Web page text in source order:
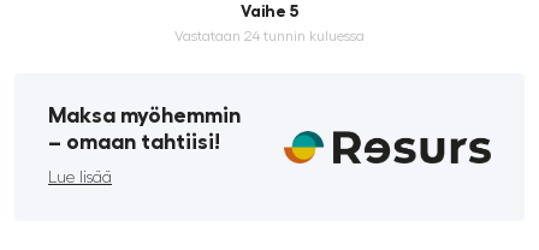
Vaihe 5
Vastataan 24 tunnin kuluessa
Maksa myöhemmin
­– omaan tahtiisi!
Lue lisää